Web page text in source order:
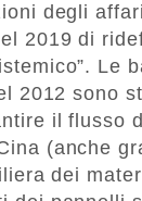
degli
2019 di
Le
2012 sono
il flusso
(anche
dei